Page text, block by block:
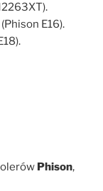
E16).
Phison,